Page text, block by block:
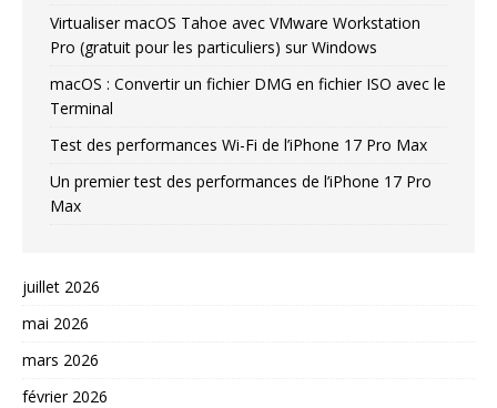
Virtualiser macOS Tahoe avec VMware Workstation
Pro (gratuit pour les particuliers) sur Windows
macOS : Convertir un fichier DMG en fichier ISO avec le
Terminal
Test des performances Wi-Fi de l’iPhone 17 Pro Max
Un premier test des performances de l’iPhone 17 Pro
Max
juillet 2026
mai 2026
mars 2026
février 2026